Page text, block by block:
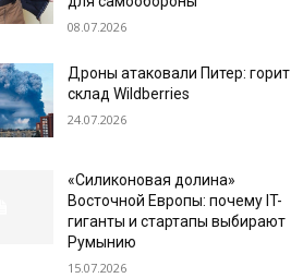
08.07.2026
Дроны атаковали Питер: горит
склад Wildberries
24.07.2026
«Силиконовая долина»
Восточной Европы: почему IT-
гиганты и стартапы выбирают
Румынию
15.07.2026